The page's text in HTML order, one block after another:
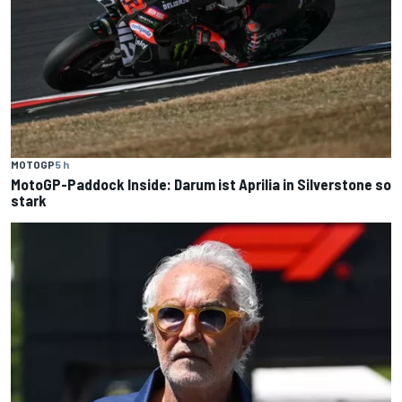
MOTOGP5 h
MotoGP-Paddock Inside: Darum ist Aprilia in Silverstone so
stark